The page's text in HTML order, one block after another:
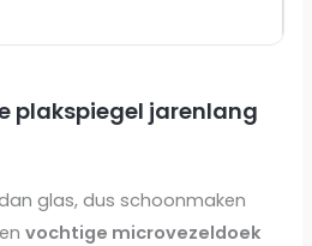
plakspiegel jarenlang
glas, dus schoonmaken
vochtige microvezeldoek